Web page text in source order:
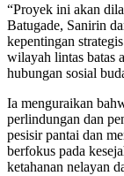
“Proyek ini akan
Batugade, Sanirin
kepentingan
wilayah lintas batas
hubungan sosial
Ia menguraikan
perlindungan dan
pesisir pantai dan
berfokus pada
ketahanan nelayan